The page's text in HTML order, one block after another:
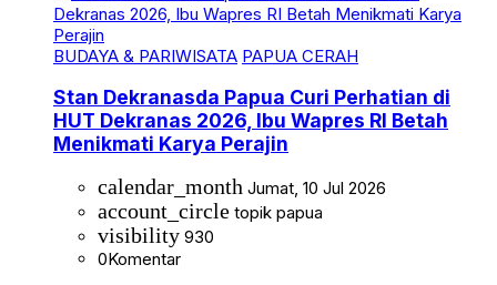
BUDAYA & PARIWISATA PAPUA CERAH
Stan Dekranasda Papua Curi Perhatian di
HUT Dekranas 2026, Ibu Wapres RI Betah
Menikmati Karya Perajin
calendar_month Jumat, 10 Jul 2026
account_circle topik papua
visibility 930
0Komentar